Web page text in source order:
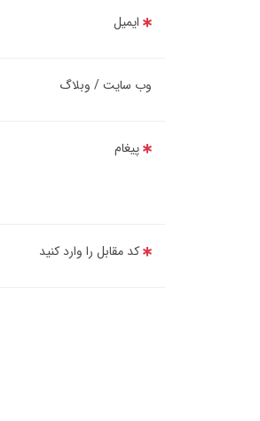
ایمیل
وب سایت / وبلاگ
پیغام
کد مقابل را وارد کنید